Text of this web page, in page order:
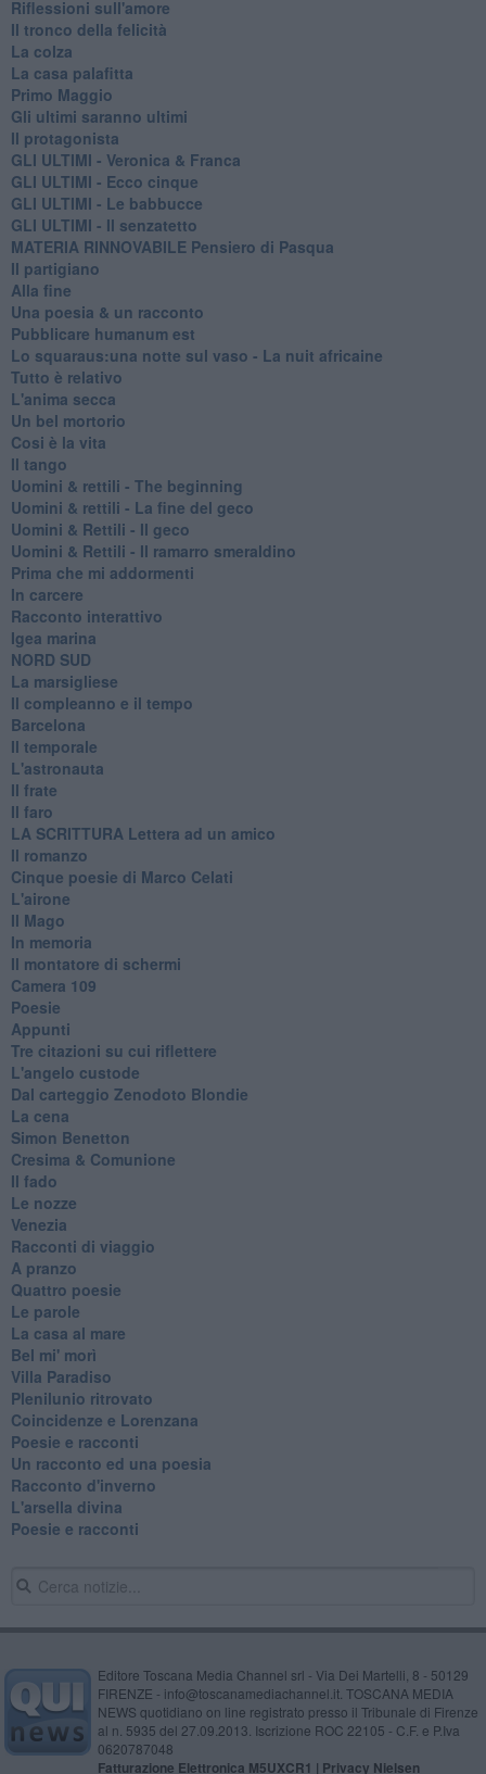
Riflessioni sull'amore
Il tronco della felicità
La colza
La casa palafitta
Primo Maggio
Gli ultimi saranno ultimi
Il protagonista
GLI ULTIMI - Veronica & Franca
GLI ULTIMI - Ecco cinque
GLI ULTIMI - Le babbucce
GLI ULTIMI - Il senzatetto
MATERIA RINNOVABILE Pensiero di Pasqua
Il partigiano
Alla fine
Una poesia & un racconto
Pubblicare humanum est
Lo squaraus:una notte sul vaso - La nuit africaine
Tutto è relativo
L'anima secca
Un bel mortorio
Cosi è la vita
Il tango
​Uomini & rettili - The beginning
​Uomini & rettili - La fine del geco
Uomini & Rettili - Il geco
Uomini & Rettili - Il ramarro smeraldino
Prima che mi addormenti
In carcere
Racconto interattivo
Igea marina
​NORD SUD
La marsigliese
Il compleanno e il tempo
Barcelona
Il temporale
L'astronauta
Il frate
Il faro
​LA SCRITTURA Lettera ad un amico
Il romanzo
Cinque poesie di Marco Celati
L'airone
Il Mago
In memoria
Il montatore di schermi
Camera 109
Poesie
Appunti
Tre citazioni su cui riflettere
L'angelo custode
Dal carteggio Zenodoto Blondie
La cena
Simon Benetton
Cresima & Comunione
Il fado
Le nozze
Venezia
Racconti di viaggio
A pranzo
Quattro poesie
Le parole
La casa al mare
Bel mi' morì
Villa Paradiso
Plenilunio ritrovato
Coincidenze e Lorenzana
Poesie e racconti
Un racconto ed una poesia
Racconto d'inverno
​L'arsella divina
Poesie e racconti
Editore Toscana Media Channel srl - Via Dei Martelli, 8 - 50129
FIRENZE - info@toscanamediachannel.it. TOSCANA MEDIA
NEWS quotidiano on line registrato presso il Tribunale di Firenze
al n. 5935 del 27.09.2013. Iscrizione ROC 22105 - C.F. e P.Iva
0620787048
Fatturazione Elettronica M5UXCR1 | Privacy Nielsen